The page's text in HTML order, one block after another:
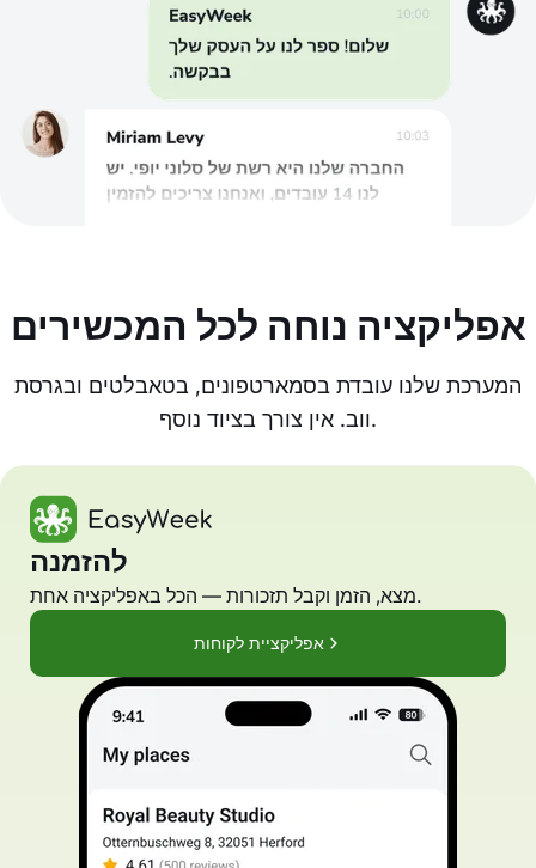
אפליקציה נוחה לכל המכשירים
המערכת שלנו עובדת בסמארטפונים, בטאבלטים ובגרסת
ווב. אין צורך בציוד נוסף.
להזמנה
מצא, הזמן וקבל תזכורות — הכל באפליקציה אחת.
אפליקציית לקוחות